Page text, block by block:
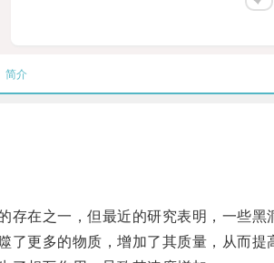
简介
在之一，但最近的研究表明，一些黑
更多的物质，增加了其质量，从而提